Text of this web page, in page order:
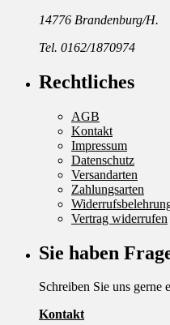
14776 Brandenburg/H.
Tel. 0162/1870974
Rechtliches
AGB
Kontakt
Impressum
Datenschutz
Versandarten
Zahlungsarten
Vertrag widerrufen
Sie haben
Schreiben Sie uns gerne
Kontakt